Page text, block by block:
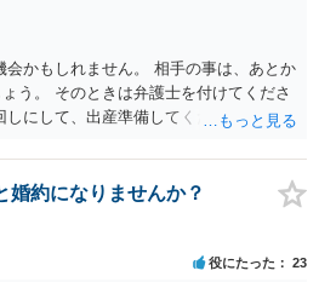
会かもしれません。 相手の事は、あとか
う。 そのときは弁護士を付けてくださ
しにして、出産準備してください。
婚約になりませんか？
役にたった 23